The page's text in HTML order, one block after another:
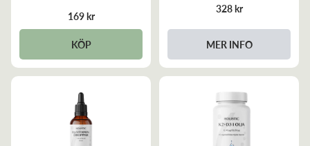
169 kr
KÖP
328 kr
MER INFO